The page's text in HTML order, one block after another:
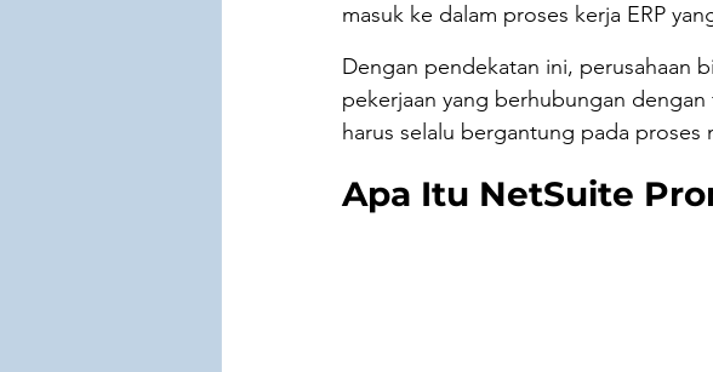
masuk ke dalam proses kerja ERP
Dengan pendekatan ini, perusahaan
pekerjaan yang berhubungan
harus selalu bergantung pada proses
Apa Itu NetSuite